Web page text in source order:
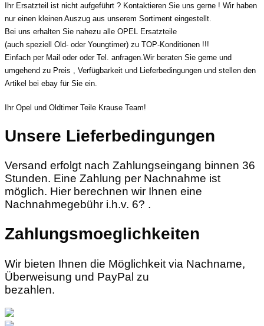
Ihr Ersatzteil ist nicht aufgeführt ? Kontaktieren Sie uns gerne ! Wir haben
nur einen kleinen Auszug aus unserem Sortiment eingestellt.
Bei uns erhalten Sie nahezu alle OPEL Ersatzteile
(auch speziell Old- oder Youngtimer) zu TOP-Konditionen !!!
Einfach per Mail oder oder Tel. anfragen.Wir beraten Sie gerne und
umgehend zu Preis , Verfügbarkeit und Lieferbedingungen und stellen den
Artikel bei ebay für Sie ein.
Ihr Opel und Oldtimer Teile Krause Team!
Unsere Lieferbedingungen
Versand erfolgt nach Zahlungseingang binnen 36
Stunden. Eine Zahlung per Nachnahme ist
möglich. Hier berechnen wir Ihnen eine
Nachnahmegebühr i.h.v. 6? .
Zahlungsmoeglichkeiten
Wir bieten Ihnen die Möglichkeit via Nachname,
Überweisung und PayPal zu
bezahlen.